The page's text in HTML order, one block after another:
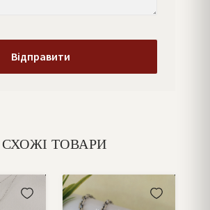
СХОЖІ ТОВАРИ